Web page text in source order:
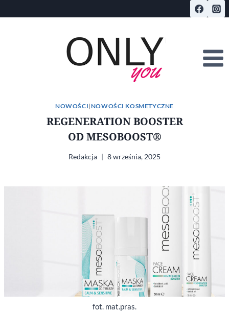
do
NOWOŚCI|NOWOŚCI KOSMETYCZNE
REGENERATION BOOSTER
OD MESOBOOST®
Redakcja 8 września, 2025
fot. mat.pras.